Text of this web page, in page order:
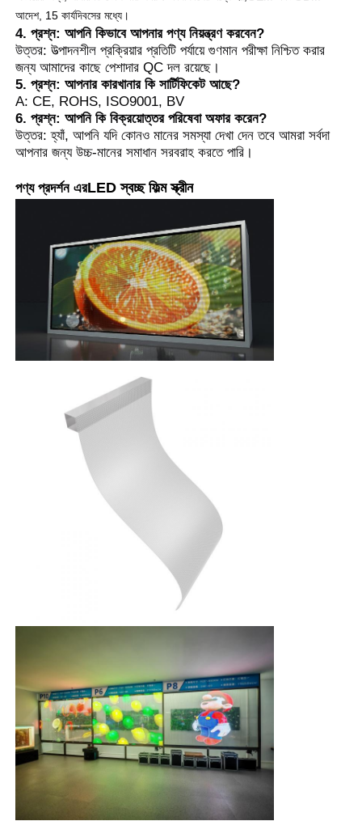
আদেশ, 15 কার্যদিবসের মধ্যে।
4. প্রশ্ন: আপনি কিভাবে আপনার পণ্য নিয়ন্ত্রণ করবেন?
উত্তর: উত্পাদনশীল প্রক্রিয়ার প্রতিটি পর্যায়ে গুণমান পরীক্ষা নিশ্চিত করার
জন্য আমাদের কাছে পেশাদার QC দল রয়েছে।
5. প্রশ্ন: আপনার কারখানার কি সার্টিফিকেট আছে?
A: CE, ROHS, ISO9001, BV
6. প্রশ্ন: আপনি কি বিক্রয়োত্তর পরিষেবা অফার করেন?
উত্তর: হ্যাঁ, আপনি যদি কোনও মানের সমস্যা দেখা দেন তবে আমরা সর্বদা
আপনার জন্য উচ্চ-মানের সমাধান সরবরাহ করতে পারি।
পণ্য প্রদর্শন এরLED স্বচ্ছ ফিল্ম স্ক্রীন